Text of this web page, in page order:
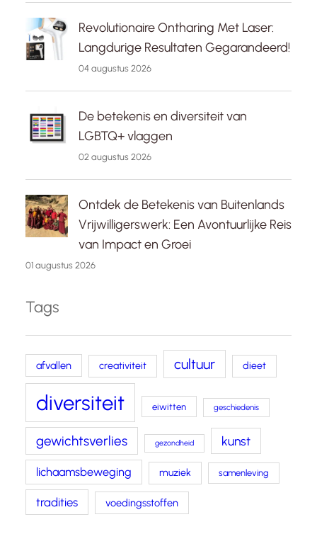
Revolutionaire Ontharing Met Laser:
Langdurige Resultaten Gegarandeerd!
04 augustus 2026
De betekenis en diversiteit van
LGBTQ+ vlaggen
02 augustus 2026
Ontdek de Betekenis van Buitenlands
Vrijwilligerswerk: Een Avontuurlijke Reis
van Impact en Groei
01 augustus 2026
Tags
afvallen creativiteit cultuur dieet
diversiteit eiwitten geschiedenis
gewichtsverlies gezondheid kunst
lichaamsbeweging muziek samenleving
tradities voedingsstoffen